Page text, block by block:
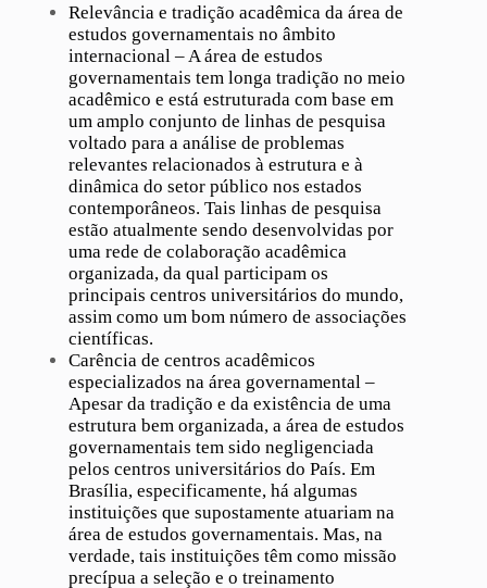
Relevância e tradição acadêmica da área de
estudos governamentais no âmbito
internacional – A área de estudos
governamentais tem longa tradição no meio
acadêmico e está estruturada com base em
um amplo conjunto de linhas de pesquisa
voltado para a análise de problemas
relevantes relacionados à estrutura e à
dinâmica do setor público nos estados
contemporâneos. Tais linhas de pesquisa
estão atualmente sendo desenvolvidas por
uma rede de colaboração acadêmica
organizada, da qual participam os
principais centros universitários do mundo,
assim como um bom número de associações
científicas.
Carência de centros acadêmicos
especializados na área governamental –
Apesar da tradição e da existência de uma
estrutura bem organizada, a área de estudos
governamentais tem sido negligenciada
pelos centros universitários do País. Em
Brasília, especificamente, há algumas
instituições que supostamente atuariam na
área de estudos governamentais. Mas, na
verdade, tais instituições têm como missão
precípua a seleção e o treinamento